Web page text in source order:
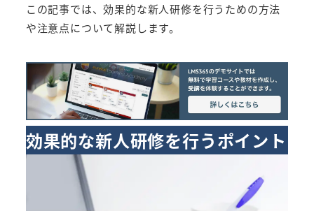
この記事では、効果的な新人研修を行うための方法
や注意点について解説します。
効果的な新人研修を行うポイント